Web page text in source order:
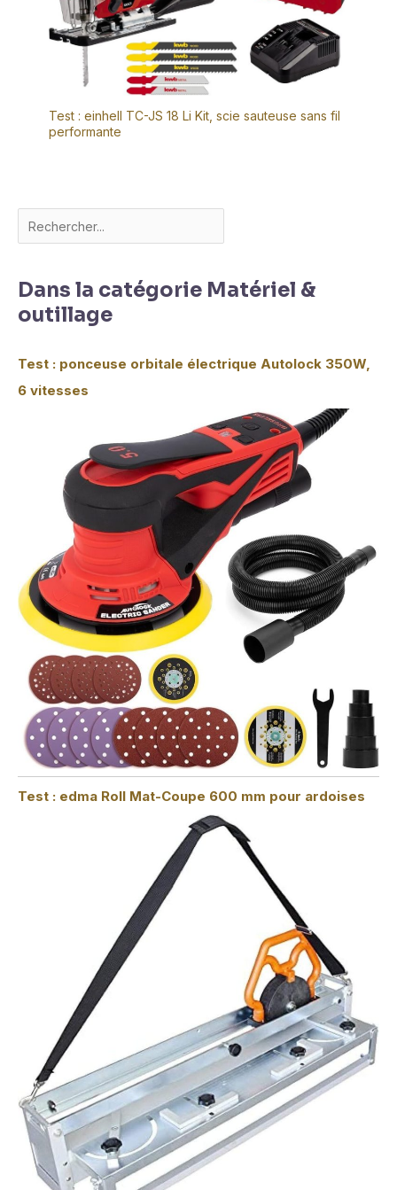
Test : einhell TC-JS 18 Li Kit, scie sauteuse sans fil
performante
Dans la catégorie Matériel &
outillage
Test : ponceuse orbitale électrique Autolock 350W,
6 vitesses
Test : edma Roll Mat-Coupe 600 mm pour ardoises